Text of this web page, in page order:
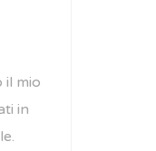
mio
in